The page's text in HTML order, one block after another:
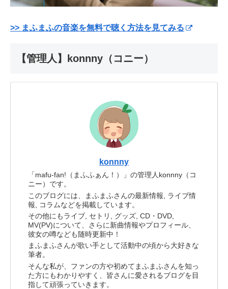
>> まふまふの音楽を無料で聴く方法を見てみる
【管理人】konnny（コニー）
konnny
「mafu-fan!（まふふぁん！）」の管理人konnny（コ
ニー）です。
このブログには、まふまふさんの最新情報, ライブ情
報, コラムなどを掲載しています。
その他にもライブ, セトリ, グッズ, CD・DVD,
MV(PV)について、さらに新曲情報やプロフィール、
彼女の噂なども随時更新中！
まふまふさんが歌い手として活動中の頃から大好きな
筆者。
そんな私が、ファンの方や初めてまふまふさんを知っ
た方にもわかりやすく、皆さんに愛されるブログを目
指して頑張っていきます。